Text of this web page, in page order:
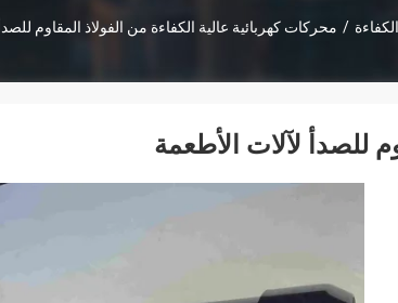
/ محركات كهربائية عالية الكفاءة من الفولاذ المقاوم
للصدأ لآلات الأطعمة